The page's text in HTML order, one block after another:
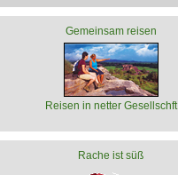
Gemeinsam reisen
Reisen in netter Gesellschft
Rache ist süß